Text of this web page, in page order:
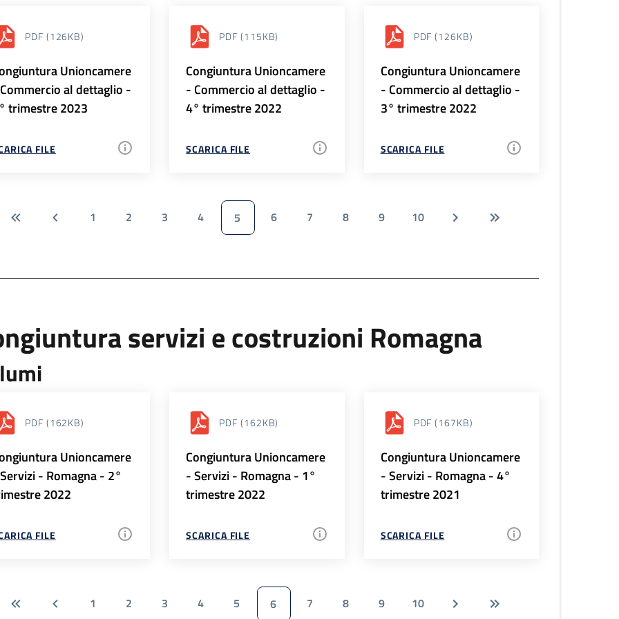
PDF (126KB)
Unioncamere
al dettaglio -
trimestre 2023
FILE
PDF (115KB)
Congiuntura Unioncamere
- Commercio al dettaglio -
4° trimestre 2022
SCARICA FILE
PDF (126KB)
Congiuntura Unioncamere
- Commercio al dettaglio -
3° trimestre 2022
SCARICA FILE
1 2 3 4 5 6 7 8 9 10
servizi e costruzioni Romagna
PDF (162KB)
Unioncamere
- Romagna - 2°
2022
FILE
PDF (162KB)
Congiuntura Unioncamere
- Servizi - Romagna - 1°
trimestre 2022
SCARICA FILE
PDF (167KB)
Congiuntura Unioncamere
- Servizi - Romagna - 4°
trimestre 2021
SCARICA FILE
1 2 3 4 5 6 7 8 9 10